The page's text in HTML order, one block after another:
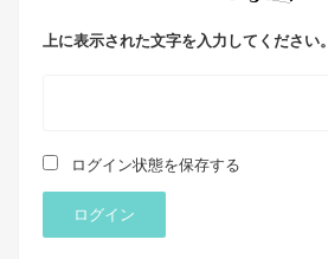
上に表示された文字を入力してください。
ログイン状態を保存する
ログイン